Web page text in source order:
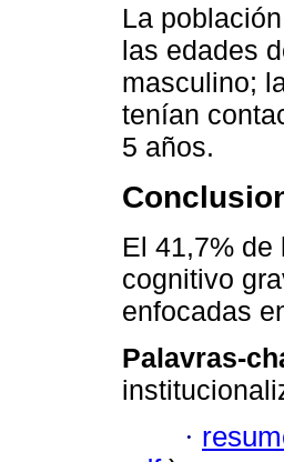
La
las edades
masculino;
tenían
5 años.
El 41,7% de
cognitivo
enfocadas
Palavras-
·